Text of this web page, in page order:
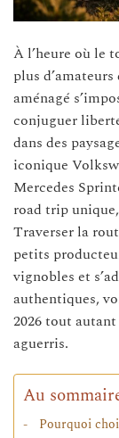
À l’heure où le
plus
aménagé
conjuguer
dans des
iconique
Mercedes
road trip
Traverser la
petits
vignobles et
authentiques,
2026 tout
aguerris.
Au
Pourquoi